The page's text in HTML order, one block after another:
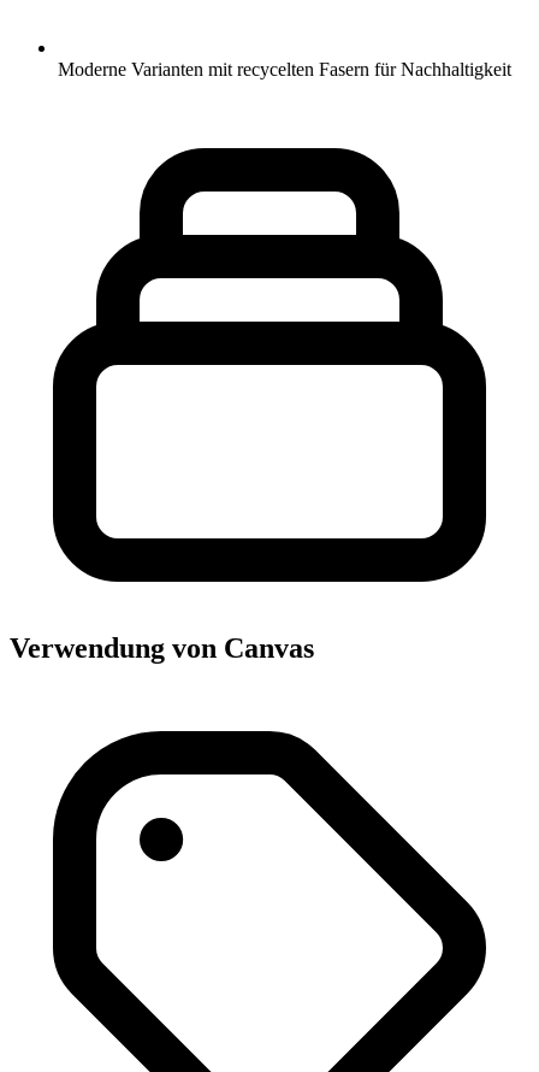
Moderne Varianten mit recycelten Fasern für Nachhaltigkeit
Verwendung von Canvas